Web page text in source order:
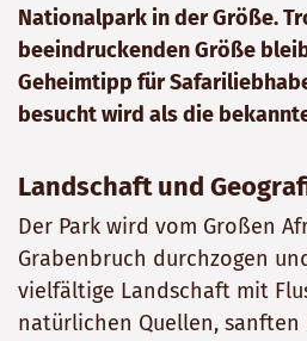
Nationalpark in der Größe.
beeindruckenden Größe
Geheimtipp für
besucht wird als die
Landschaft und
Der Park wird vom Großen
Grabenbruch durchzogen
vielfältige Landschaft mit
natürlichen Quellen, sanften